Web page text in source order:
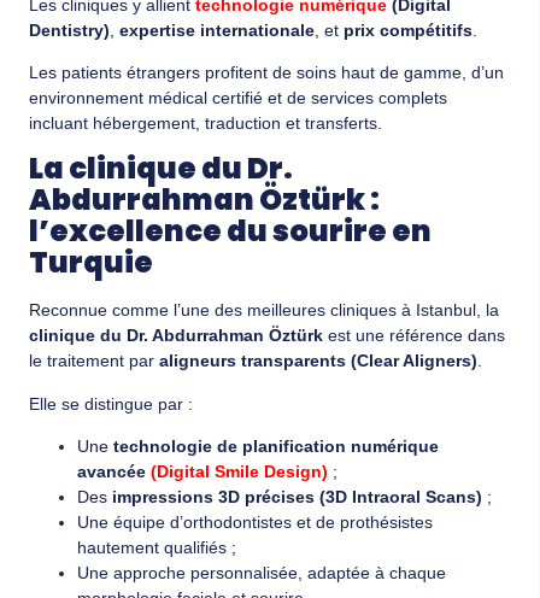
Les cliniques y allient technologie numérique (Digital
Dentistry) expertise internationale , et prix compétitifs
Les patients étrangers profitent de soins haut de gamme, d’un
environnement médical certifié et de services complets
incluant hébergement, traduction et transferts.
La clinique du Dr.
Abdurrahman Öztürk :
l’excellence du sourire en
Turquie
Reconnue comme l’une des meilleures cliniques à Istanbul, la
clinique du Dr. Abdurrahman Öztürk est une référence dans
le traitement par aligneurs transparents (Clear Aligners).
Elle se distingue par :
Une technologie de planification numérique
avancée (Digital Smile Design) ;
Des impressions 3D précises (3D Intraoral Scans) ;
Une équipe d’orthodontistes et de prothésistes
hautement qualifiés ;
Une approche personnalisée, adaptée à chaque